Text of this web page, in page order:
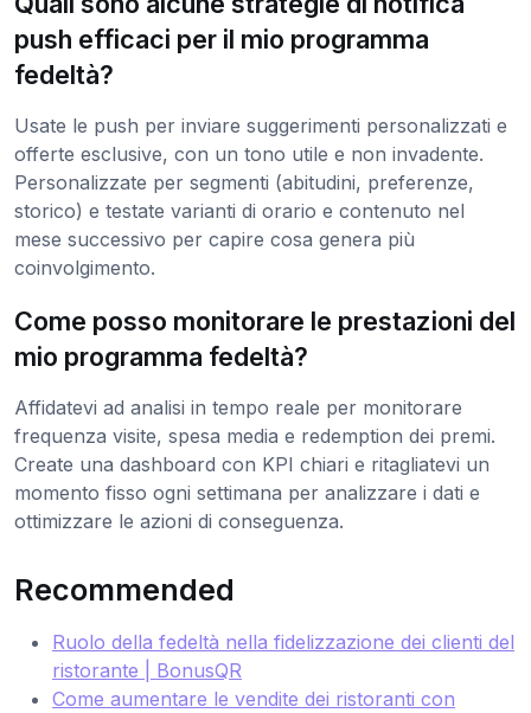
push efficaci per il mio programma
fedeltà?
Usate le push per inviare suggerimenti personalizzati e
offerte esclusive, con un tono utile e non invadente.
Personalizzate per segmenti (abitudini, preferenze,
storico) e testate varianti di orario e contenuto nel
mese successivo per capire cosa genera più
coinvolgimento.
Come posso monitorare le prestazioni del
mio programma fedeltà?
Affidatevi ad analisi in tempo reale per monitorare
frequenza visite, spesa media e redemption dei premi.
Create una dashboard con KPI chiari e ritagliatevi un
momento fisso ogni settimana per analizzare i dati e
ottimizzare le azioni di conseguenza.
Recommended
Ruolo della fedeltà nella fidelizzazione dei clienti del
ristorante | BonusQR
Come aumentare le vendite dei ristoranti con